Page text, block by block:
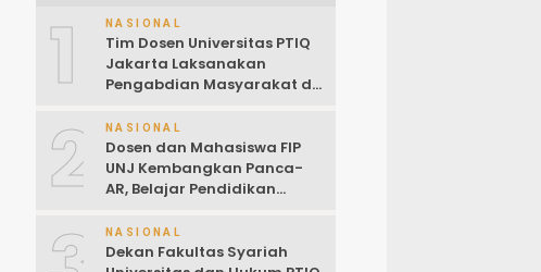
1 NASIONAL
Tim Dosen Universitas PTIQ
Jakarta Laksanakan
Pengabdian Masyarakat di
Minh City, Vietnam
2 NASIONAL
Dosen dan Mahasiswa FIP
UNJ Kembangkan Panca-
AR, Belajar Pendidikan
Augmented Reality
NASIONAL
Dekan Fakultas Syariah